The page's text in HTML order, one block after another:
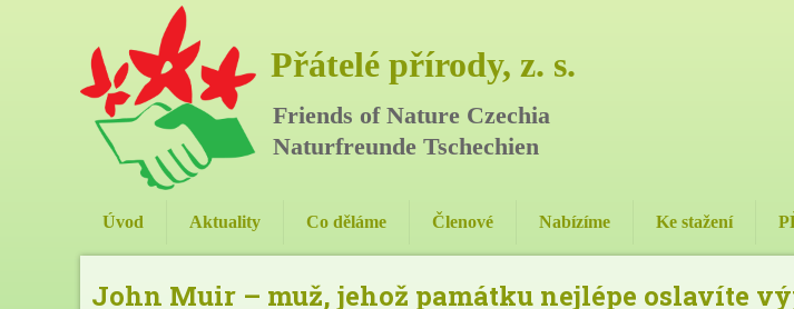
Přátelé přírody, z. s.
Friends of Nature Czechia
Naturfreunde Tschechien
Úvod Aktuality Co děláme Členové Nabízíme Ke stažení
John Muir – muž, jehož památku nejlépe oslavíte